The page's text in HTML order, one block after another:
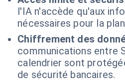
l'IA n'accède qu'aux
nécessaires pour la
Chiffrement des
communications entre
calendrier sont
de sécurité bancaires.